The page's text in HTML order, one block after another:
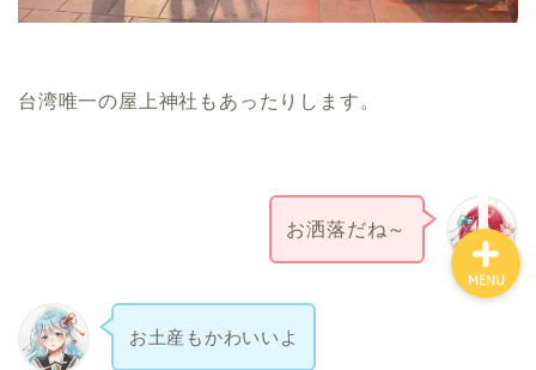
台湾唯一の屋上神社もあったりします。
可燃ごみ
お洒落だね～
お土産もかわいいよ
MENU